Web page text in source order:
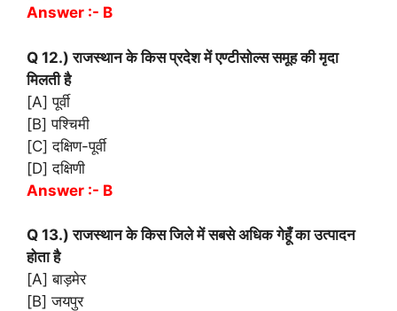
Answer :- B
Q 12.) राजस्थान के किस प्रदेश में एण्टीसोल्स समूह की मृदा
मिलती है
[A] पूर्वी
[B] पश्चिमी
[C] दक्षिण-पूर्वी
[D] दक्षिणी
Answer :- B
Q 13.) राजस्थान के किस जिले में सबसे अधिक गेहूँ का उत्पादन
होता है
[A] बाड़मेर
[B] जयपुर